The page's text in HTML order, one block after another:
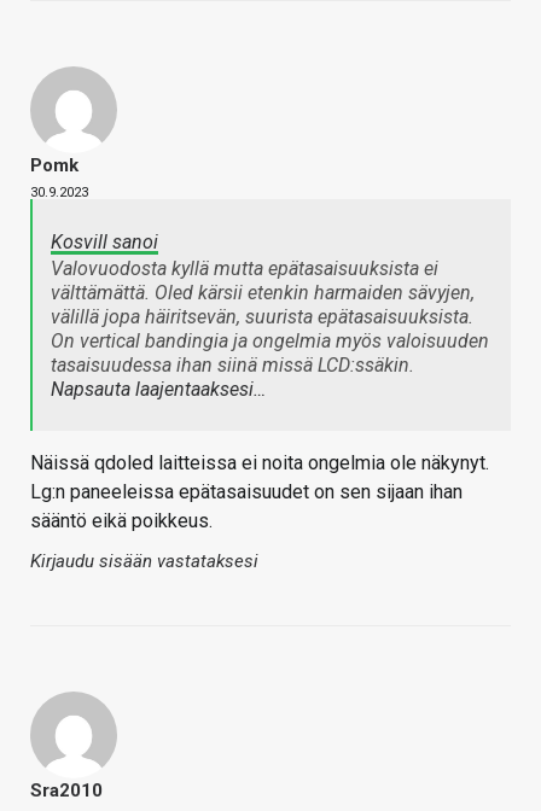
Pomk
30.9.2023
Kosvill sanoi
Valovuodosta kyllä mutta epätasaisuuksista ei
välttämättä. Oled kärsii etenkin harmaiden sävyjen,
välillä jopa häiritsevän, suurista epätasaisuuksista.
On vertical bandingia ja ongelmia myös valoisuuden
tasaisuudessa ihan siinä missä LCD:ssäkin.
Napsauta laajentaaksesi…
Näissä qdoled laitteissa ei noita ongelmia ole näkynyt.
Lg:n paneeleissa epätasaisuudet on sen sijaan ihan
sääntö eikä poikkeus.
Kirjaudu sisään vastataksesi
Sra2010